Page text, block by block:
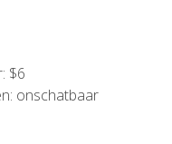
$6
onschatbaar